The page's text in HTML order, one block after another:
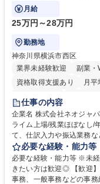
理知識を身につけていただきます
月給
25万円～28万円
勤務地
神奈川県横浜市西区
業界未経験歓迎
副業・
資格取得支援あり
月
未経験者歓迎
完全週休2日制
交通費
寮・社宅あり
仕事の内容
企業名 株式会社ネオジャパン 求人名 未経験歓迎【経理/みなとみら
ライム上場/残業ほぼなし/年休123日 仕事の内容 経理
て、仕訳入力や振込業務
力・確認業務からスター
階的に経理知識を身につけていただきます
基づく仕訳入力 ■月末の
メンバーの業務サポート
必要な経験・能力等
必要な経験・能力等 ※未
きたい方は歓迎◎ 【歓迎
事務、一般事務などの事務経験 【本ポジションについて】 本